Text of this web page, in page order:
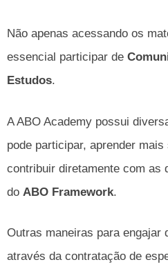
Não apenas acessando os
essencial participar de
Estudos.
A ABO Academy possui
pode participar, aprender
contribuir diretamente com as
do ABO Framework.
Outras maneiras para engajar
através da contratação de